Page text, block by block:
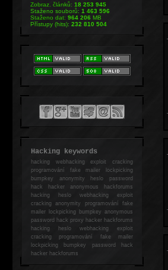
Zobraz. článků:18 253 945
Staženo souborů:1 463 596
Staženo dat:964 206MB
Přístupy (hits):232 810 504
Hacking keywords
hackingwebhacking exploit cracking
programování fake mailer lockpicking
bumpkey anonymity heslo password
hackhacker anonymous hackforums
hackingheslo webhacking exploit
cracking anonymity programování fake
mailer lockpicking bumpkey anonymous
password hack proxy hacker hackforums
hacking heslo webhacking exploit
cracking programování fake mailer
lockpicking bumpkey password hack
hackerhackforums